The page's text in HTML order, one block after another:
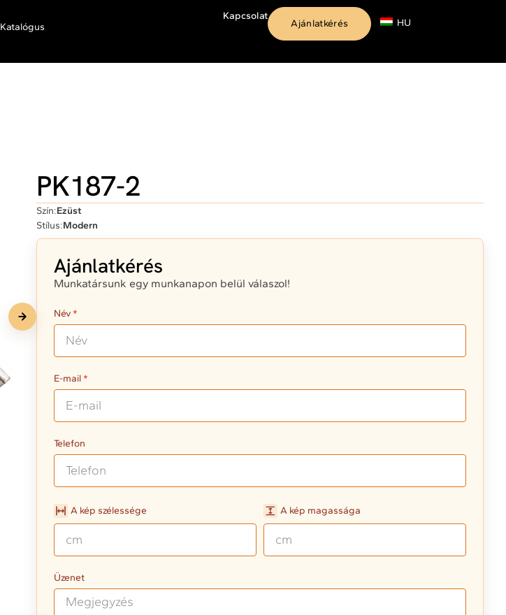
Katalógus
Kapcsolat
Ajánlatkérés HU
PK187-2
Szín:Ezüst
Stílus:Modern
Ajánlatkérés
Munkatársunk egy munkanapon belül válaszol!
Név
E-mail
Telefon
A kép szélessége A kép magassága
Üzenet